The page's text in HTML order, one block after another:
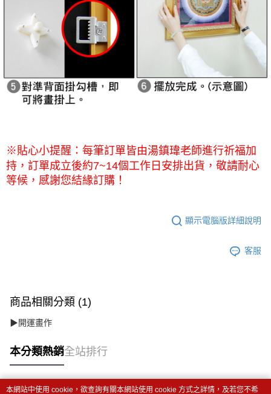
※貼心小提醒：每筆訂單皆由湯鎮瑋老師進行祈福加
持，訂單成立後約7~14個工作日安排出貨，敬請耐心
等候，感謝您結緣訂購！
顯示電腦版詳細說明
客服
商品相關分類 (1)
▶開運畫作
本分類熱銷全站排行
本網站中使用 cookie，欲查詢有關本網站使用 cookie 方式之詳情，及若您不希